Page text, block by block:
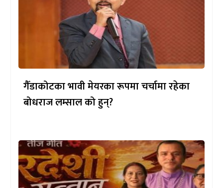
गैँडाकोटका भावी मेयरका रूपमा चर्चामा रहेका
बोधराज लम्साल को हुन्?